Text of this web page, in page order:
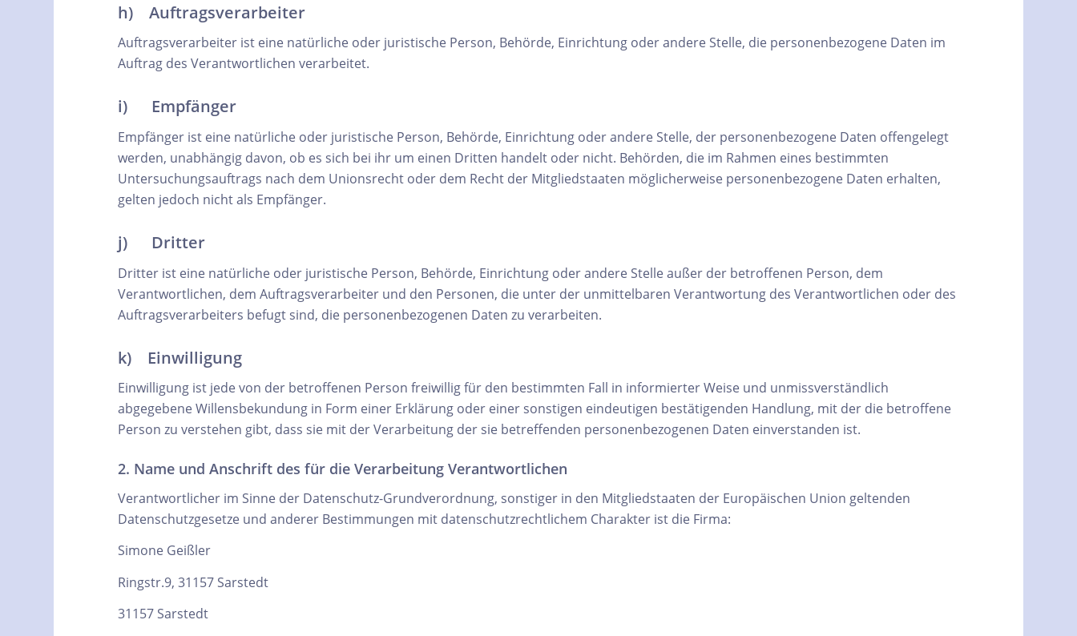
h) Auftragsverarbeiter
Auftragsverarbeiter ist eine natürliche oder juristische Person, Behörde, Einrichtung oder andere Stelle, die personenbezogene Daten im
Auftrag des Verantwortlichen verarbeitet.
i) Empfänger
Empfänger ist eine natürliche oder juristische Person, Behörde, Einrichtung oder andere Stelle, der personenbezogene Daten offengelegt
werden, unabhängig davon, ob es sich bei ihr um einen Dritten handelt oder nicht. Behörden, die im Rahmen eines bestimmten
Untersuchungsauftrags nach dem Unionsrecht oder dem Recht der Mitgliedstaaten möglicherweise personenbezogene Daten erhalten,
gelten jedoch nicht als Empfänger.
j) Dritter
Dritter ist eine natürliche oder juristische Person, Behörde, Einrichtung oder andere Stelle außer der betroffenen Person, dem
Verantwortlichen, dem Auftragsverarbeiter und den Personen, die unter der unmittelbaren Verantwortung des Verantwortlichen oder des
Auftragsverarbeiters befugt sind, die personenbezogenen Daten zu verarbeiten.
k) Einwilligung
Einwilligung ist jede von der betroffenen Person freiwillig für den bestimmten Fall in informierter Weise und unmissverständlich
abgegebene Willensbekundung in Form einer Erklärung oder einer sonstigen eindeutigen bestätigenden Handlung, mit der die betroffene
Person zu verstehen gibt, dass sie mit der Verarbeitung der sie betreffenden personenbezogenen Daten einverstanden ist.
2. Name und Anschrift des für die Verarbeitung Verantwortlichen
Verantwortlicher im Sinne der Datenschutz-Grundverordnung, sonstiger in den Mitgliedstaaten der Europäischen Union geltenden
Datenschutzgesetze und anderer Bestimmungen mit datenschutzrechtlichem Charakter ist die Firma:
Simone Geißler
Ringstr.9, 31157 Sarstedt
31157 Sarstedt